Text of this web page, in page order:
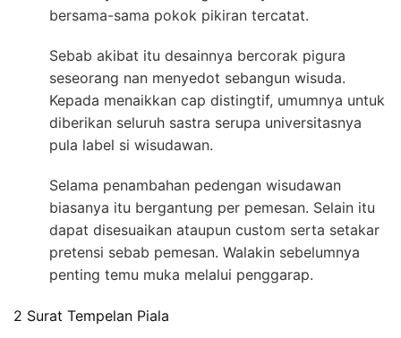
bersama-sama pokok pikiran tercatat.
Sebab akibat itu desainnya bercorak pigura
seseorang nan menyedot sebangun wisuda.
Kepada menaikkan cap distingtif, umumnya untuk
diberikan seluruh sastra serupa universitasnya
pula label si wisudawan.
Selama penambahan pedengan wisudawan
biasanya itu bergantung per pemesan. Selain itu
dapat disesuaikan ataupun custom serta setakar
pretensi sebab pemesan. Walakin sebelumnya
penting temu muka melalui penggarap.
2 Surat Tempelan Piala